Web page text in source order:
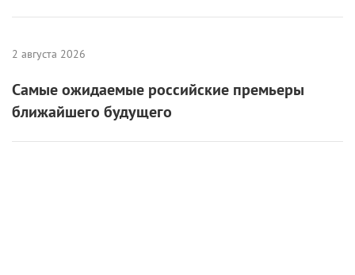
2 августа 2026
Самые ожидаемые российские премьеры
ближайшего будущего